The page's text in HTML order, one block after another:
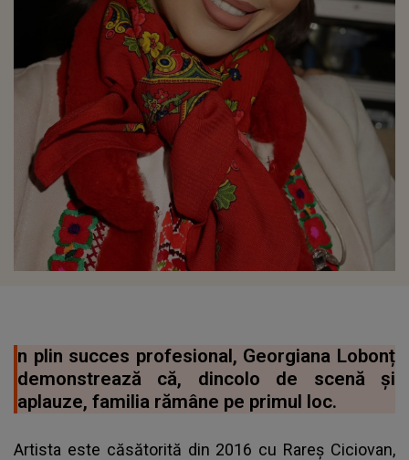
n plin succes profesional, Georgiana Lobonț
demonstrează că, dincolo de scenă și
aplauze, familia rămâne pe primul loc.
Artista este căsătorită din 2016 cu Rareș Ciciovan,